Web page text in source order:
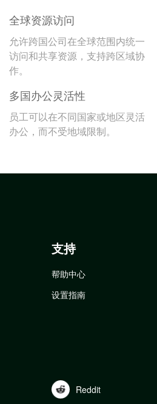
全球资源访问
允许跨国公司在全球范围内统一
访问和共享资源，支持跨区域协
作。
多国办公灵活性
员工可以在不同国家或地区灵活
办公，而不受地域限制。
支持
帮助中心
设置指南
Reddit